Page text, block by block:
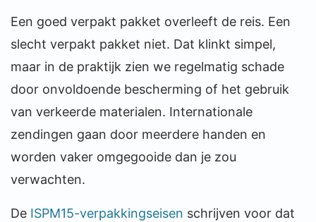
Een goed verpakt pakket overleeft de reis. Een
slecht verpakt pakket niet. Dat klinkt simpel,
maar in de praktijk zien we regelmatig schade
door onvoldoende bescherming of het gebruik
van verkeerde materialen. Internationale
zendingen gaan door meerdere handen en
worden vaker omgegooide dan je zou
verwachten.
De ISPM15-verpakkingseisen schrijven voor dat